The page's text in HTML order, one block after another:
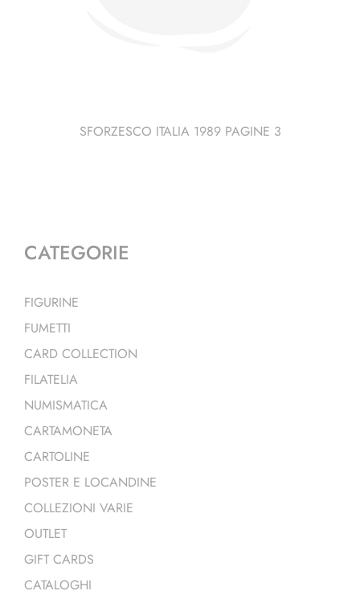
SFORZESCO ITALIA 1989 PAGINE 3
CATEGORIE
FIGURINE
FUMETTI
CARD COLLECTION
FILATELIA
NUMISMATICA
CARTAMONETA
CARTOLINE
POSTER E LOCANDINE
COLLEZIONI VARIE
OUTLET
GIFT CARDS
CATALOGHI